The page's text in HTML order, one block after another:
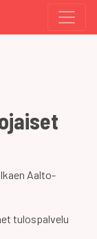
Aalto-
tulospalvelu